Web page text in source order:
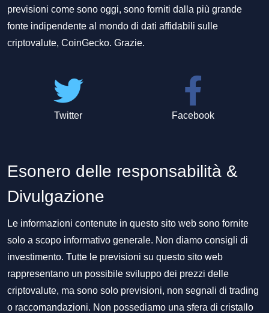
previsioni come sono oggi, sono forniti dalla più grande
fonte indipendente al mondo di dati affidabili sulle
criptovalute, CoinGecko. Grazie.
Twitter Facebook
Esonero delle responsabilità &
Divulgazione
Le informazioni contenute in questo sito web sono fornite
solo a scopo informativo generale. Non diamo consigli di
investimento. Tutte le previsioni su questo sito web
rappresentano un possibile sviluppo dei prezzi delle
criptovalute, ma sono solo previsioni, non segnali di trading
o raccomandazioni. Non possediamo una sfera di cristallo